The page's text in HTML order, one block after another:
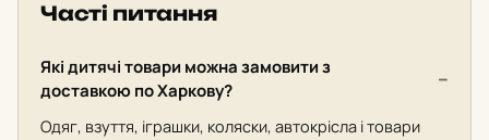
Часті питання
Які дитячі товари можна замовити з
доставкою по Харкову?
Одяг, взуття, іграшки, коляски, автокрісла і товари